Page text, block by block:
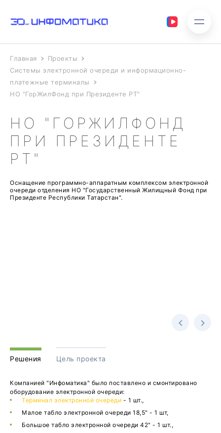
Главная
Проекты
Системы электронной очереди и информационно-
платежные терминалы
НО "ГорЖилФонд при Президенте РТ"
НО "ГОРЖИЛФОНД
ПРИ ПРЕЗИДЕНТЕ
РТ"
Оснащение программно-аппаратным комплексом электронной
очереди отделения НО "Государственный Жилищный Фонд при
Президенте Республики Татарстан".
Решения Цель проекта
Компанией "Инфоматика" было поставлено и смонтировано
оборудование электронной очереди:
Терминал электронной очереди - 1 шт.,
Малое табло электронной очереди 18,5" - 1 шт,
Большое табло электронной очереди 42" - 1 шт.,